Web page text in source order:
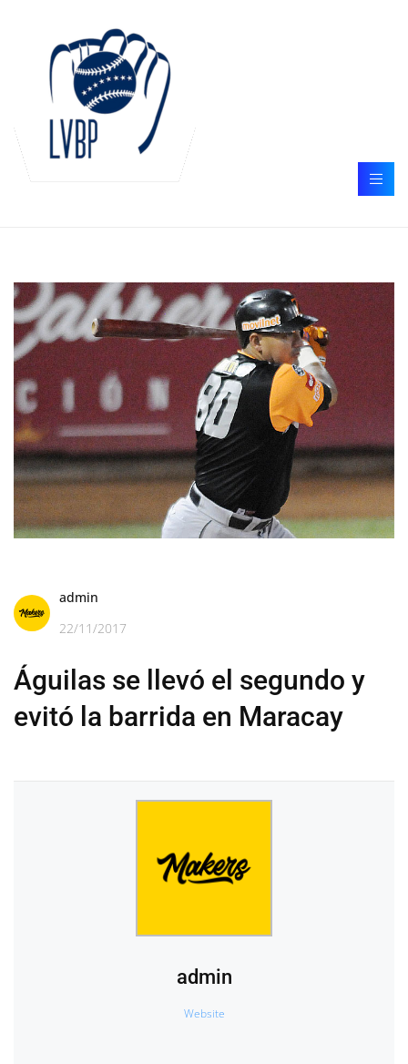
admin
22/11/2017
Águilas se llevó el segundo y
evitó la barrida en Maracay
admin
Website